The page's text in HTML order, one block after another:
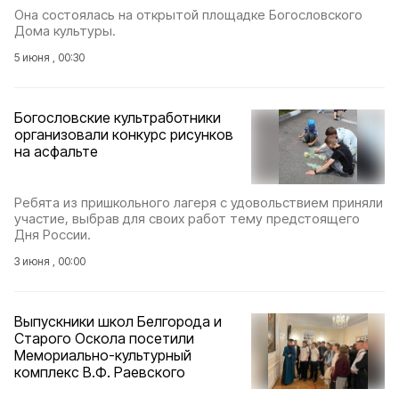
Она состоялась на открытой площадке Богословского
Дома культуры.
5 июня , 00:30
Богословские культработники
организовали конкурс рисунков
на асфальте
Ребята из пришкольного лагеря с удовольствием приняли
участие, выбрав для своих работ тему предстоящего
Дня России.
3 июня , 00:00
Выпускники школ Белгорода и
Старого Оскола посетили
Мемориально-культурный
комплекс В.Ф. Раевского